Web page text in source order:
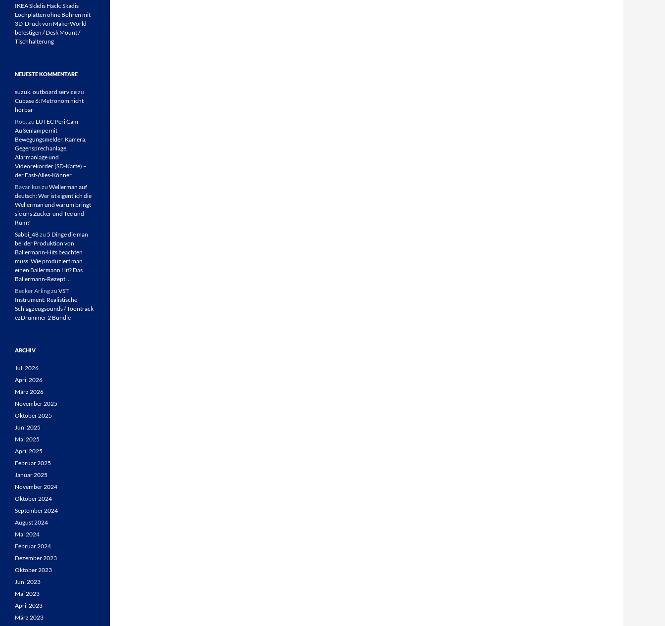
IKEA Skådis Hack: Skadis
Lochplatten ohne Bohren mit
3D-Druck von MakerWorld
befestigen / Desk Mount /
Tischhalterung
NEUESTE KOMMENTARE
suzuki outboard servicezu
Cubase 6: Metronom nicht
hörbar
Rob. zu LUTEC Peri Cam
Außenlampe mit
Bewegungsmelder, Kamera,
Gegensprechanlage,
Alarmanlage und
Videorekorder (SD-Karte) –
der Fast-Alles-Könner
Bavarikuszu Wellerman auf
deutsch: Wer ist eigentlich die
Wellerman und warum bringt
sie uns Zucker und Tee und
Rum?
Sabbi_48zu 5 Dinge die man
bei der Produktion von
Ballermann-Hits beachten
muss. Wie produziert man
einen Ballermann Hit? Das
Ballermann-Rezept …
Becker Arlingzu VST
Instrument: Realistische
Schlagzeugsounds / Toontrack
ezDrummer 2 Bundle
ARCHIV
Juli 2026
April 2026
März 2026
November 2025
Oktober 2025
Juni 2025
Mai 2025
April 2025
Februar 2025
Januar 2025
November 2024
Oktober 2024
September 2024
August 2024
Mai 2024
Februar 2024
Dezember 2023
Oktober 2023
Juni 2023
Mai 2023
April 2023
März 2023